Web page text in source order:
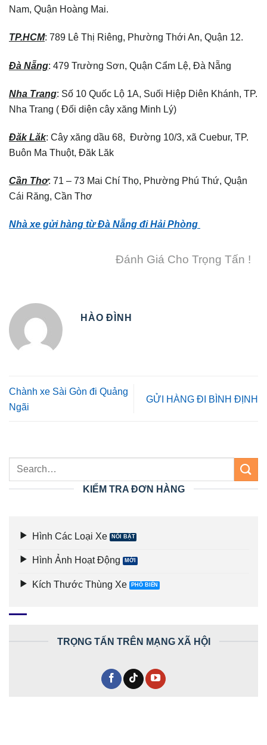
Nam, Quận Hoàng Mai.
TP.HCM: 789 Lê Thị Riêng, Phường Thới An, Quận 12.
Đà Nẵng: 479 Trường Sơn, Quận Cẩm Lệ, Đà Nẵng
Nha Trang: Số 10 Quốc Lộ 1A, Suối Hiệp Diên Khánh, TP.
Nha Trang ( Đối diện cây xăng Minh Lý)
Đăk Lăk: Cây xăng dầu 68, Đường 10/3, xã Cuebur, TP.
Buôn Ma Thuột, Đăk Lăk
Cần Thơ: 71 – 73 Mai Chí Thọ, Phường Phú Thứ, Quận
Cái Răng, Cần Thơ
Nhà xe gửi hàng từ Đà Nẵng đi Hải Phòng
Đánh Giá Cho Trọng Tấn !
HÀO ĐÌNH
Chành xe Sài Gòn đi Quảng
Ngãi
GỬI HÀNG ĐI BÌNH ĐỊNH
KIỂM TRA ĐƠN HÀNG
Hình Các Loại Xe
Hình Ảnh Hoạt Động
Kích Thước Thùng Xe
TRỌNG TẤN TRÊN MẠNG XÃ HỘI